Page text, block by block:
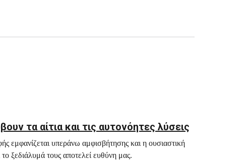
τα αίτια και τις αυτονόητες λύσεις
εμφανίζεται υπεράνω αμφισβήτησης και η ουσιαστική
ξεδιάλυμά τους αποτελεί ευθύνη μας.